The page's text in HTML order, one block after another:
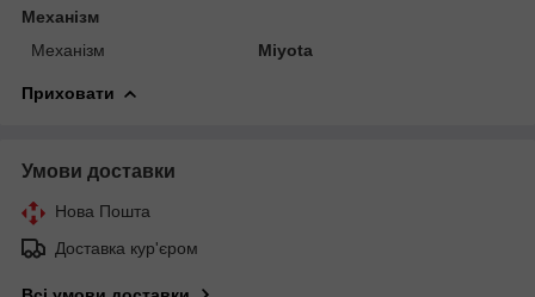
Механізм
Механізм
Miyota
Приховати
Умови доставки
Нова Пошта
Доставка кур'єром